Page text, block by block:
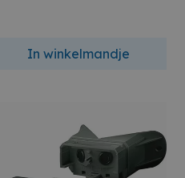
In winkelmandje